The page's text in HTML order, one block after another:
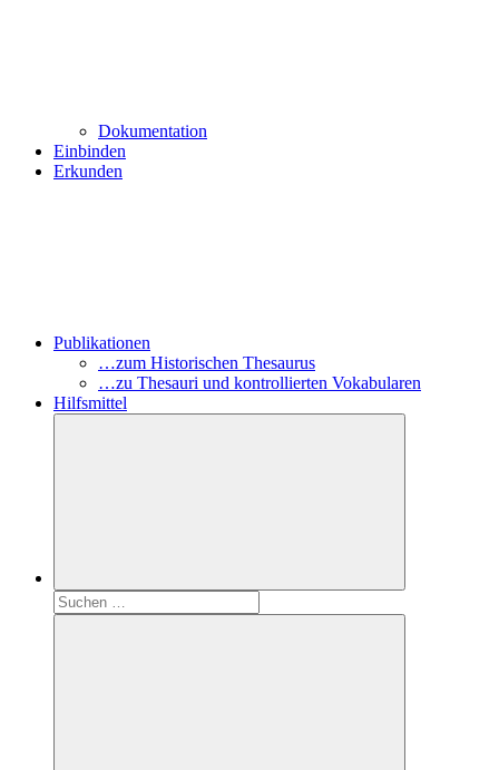
Dokumentation
Einbinden
Erkunden
Publikationen
…zum Historischen Thesaurus
…zu Thesauri und kontrollierten Vokabularen
Hilfsmittel
Suchen
nach: